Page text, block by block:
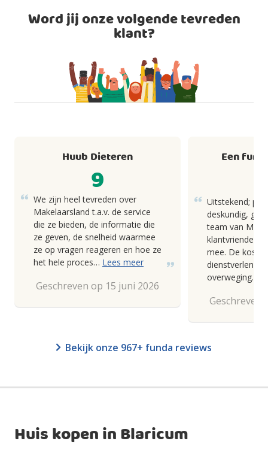
Word jij onze volgende tevreden
klant?
Huub Dieteren
9
We zijn heel tevreden over
Makelaarsland t.a.v. de service
die ze bieden, de informatie die
ze geven, de snelheid waarmee
ze op vragen reageren en hoe ze
het hele proces… Lees meer
Geschreven op 15 juni 2026
Een
Uitstekend;
deskundig,
team van
klantvriendelijk
mee. De
overweging.
Geschreven
Bekijk onze 967+ funda reviews
Huis kopen in Blaricum